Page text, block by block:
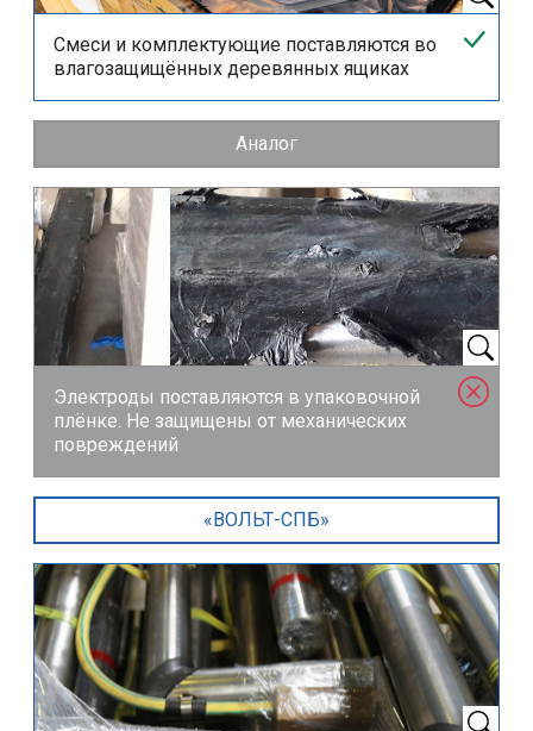
Смеси и комплектующие поставляются во
влагозащищённых деревянных ящиках
Аналог
Электроды поставляются в упаковочной
плёнке. Не защищены от механических
повреждений
«ВОЛЬТ-СПБ»